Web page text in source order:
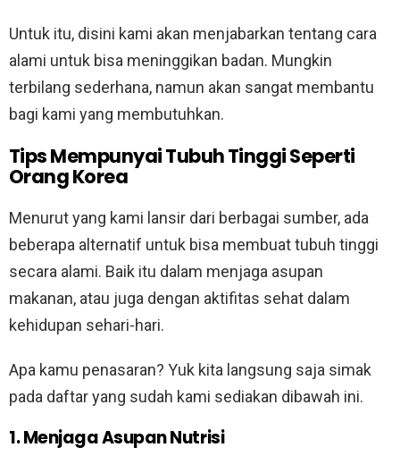
Untuk itu, disini kami akan menjabarkan tentang cara
alami untuk bisa meninggikan badan. Mungkin
terbilang sederhana, namun akan sangat membantu
bagi kami yang membutuhkan.
Tips Mempunyai Tubuh Tinggi Seperti
Orang Korea
Menurut yang kami lansir dari berbagai sumber, ada
beberapa alternatif untuk bisa membuat tubuh tinggi
secara alami. Baik itu dalam menjaga asupan
makanan, atau juga dengan aktifitas sehat dalam
kehidupan sehari-hari.
Apa kamu penasaran? Yuk kita langsung saja simak
pada daftar yang sudah kami sediakan dibawah ini.
1. Menjaga Asupan Nutrisi